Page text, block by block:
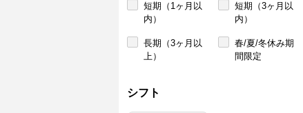
短期（1ヶ月以
内）
短期（3ヶ月以
内）
長期（3ヶ月以
上）
春/夏/冬休み期
間限定
シフト